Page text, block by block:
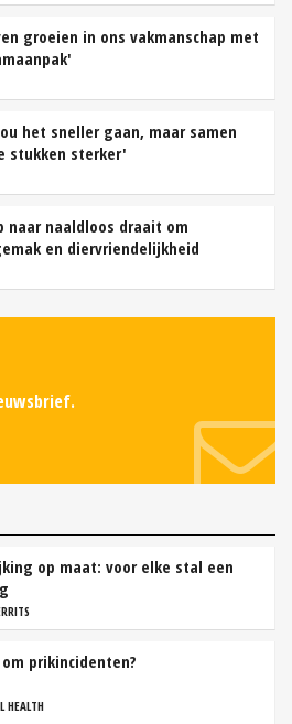
groeien in ons vakmanschap met
het sneller gaan, maar samen
stukken sterker'
naar naaldloos draait om
en diervriendelijkheid
op maat: voor elke stal een
prikincidenten?
HEALTH